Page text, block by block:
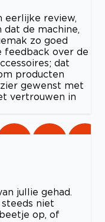
eerlijke review,
de machine,
zo goed
feedback over de
dat
producten
gewenst met
vertrouwen in
jullie gehad.
niet
op, of